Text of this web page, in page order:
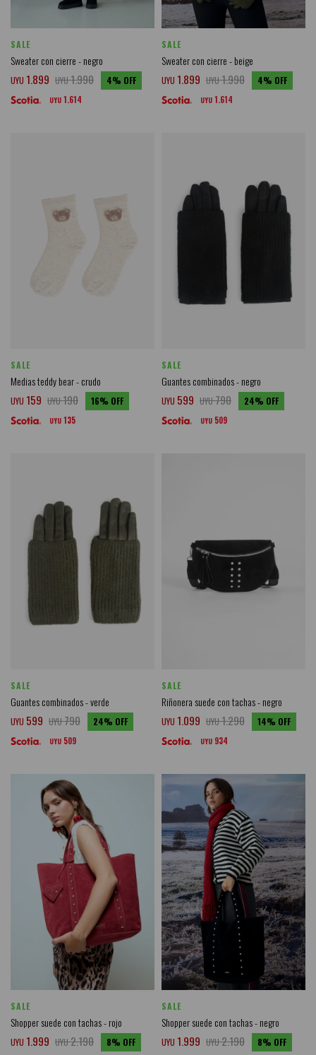
SALE
Sweater con cierre - negro
UYU 1.899 UYU1.990 4
UYU 1.614
SALE
Sweater con cierre - beige
UYU 1.899 UYU1.990 4
UYU 1.614
SALE
Medias teddy bear - crudo
UYU 159 UYU190 16
UYU 135
SALE
Guantes combinados - negro
UYU 599 UYU790 24
UYU 509
SALE
Guantes combinados - verde
UYU 599 UYU790 24
UYU 509
SALE
Riñonera suede con tachas - negro
UYU 1.099 UYU1.290 14
UYU 934
SALE
Shopper suede con tachas - rojo
UYU 1.999 UYU2.190 8
SALE
Shopper suede con tachas - negro
UYU 1.999 UYU2.190 8